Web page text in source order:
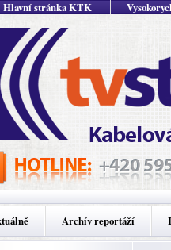
Hlavní stránka KTK
Archív reportáží